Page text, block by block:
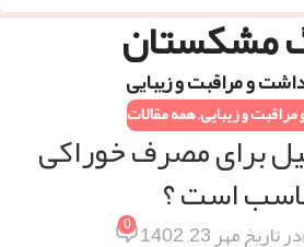
مشکستان
و مراقبت و زیبایی
و زیبایی,همه مقالات
برای مصرف خوراکی
است ؟
در تاریخ مهر 23, 1402 0